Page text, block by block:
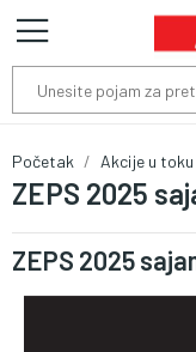
ZEPS 2025
Početak Akcije u toku
ZEPS 2025